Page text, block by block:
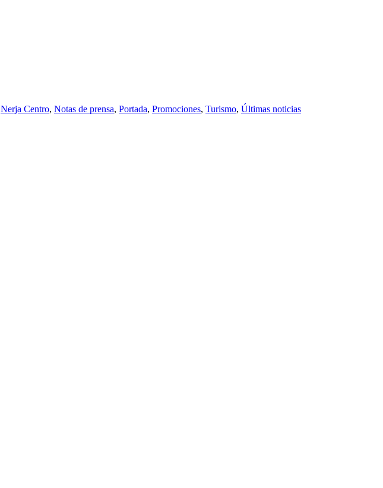
Nerja Centro, Notas de prensa, Portada, Promociones, Turismo, Últimas noticias